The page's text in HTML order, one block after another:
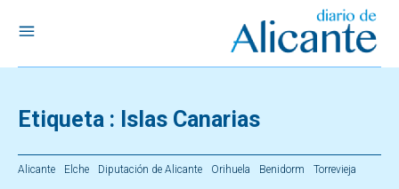
Etiqueta : Islas Canarias
Alicante Elche Diputación de Alicante Orihuela Benidorm Torrevieja